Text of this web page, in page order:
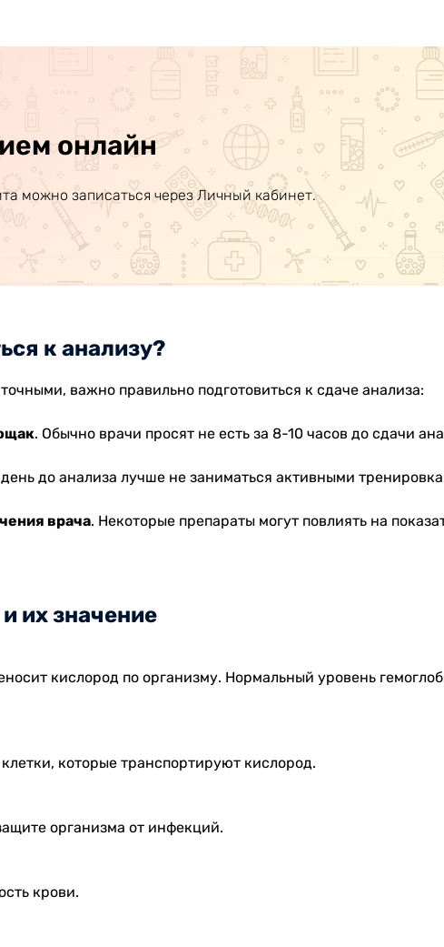
онлайн
можно записаться через Личный кабинет.
к анализу?
важно правильно подготовиться к сдаче анализа:
. Обычно врачи просят не есть за 8-10 часов до сдачи
до анализа лучше не заниматься активными
врача. Некоторые препараты могут повлиять на
их значение
кислород по организму. Нормальный уровень
которые транспортируют кислород.
организма от инфекций.
крови.